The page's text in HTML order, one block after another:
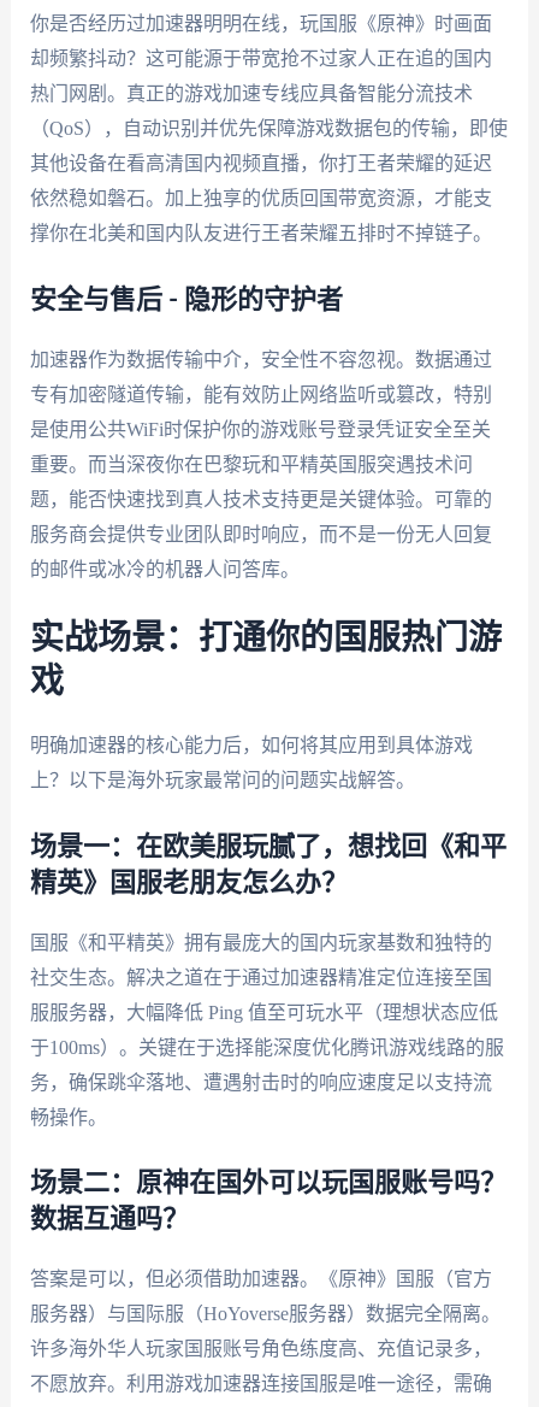
你是否经历过加速器明明在线，玩国服《原神》时画面
却频繁抖动？这可能源于带宽抢不过家人正在追的国内
热门网剧。真正的游戏加速专线应具备智能分流技术
（QoS），自动识别并优先保障游戏数据包的传输，即使
其他设备在看高清国内视频直播，你打王者荣耀的延迟
依然稳如磐石。加上独享的优质回国带宽资源，才能支
撑你在北美和国内队友进行王者荣耀五排时不掉链子。
安全与售后 - 隐形的守护者
加速器作为数据传输中介，安全性不容忽视。数据通过
专有加密隧道传输，能有效防止网络监听或篡改，特别
是使用公共WiFi时保护你的游戏账号登录凭证安全至关
重要。而当深夜你在巴黎玩和平精英国服突遇技术问
题，能否快速找到真人技术支持更是关键体验。可靠的
服务商会提供专业团队即时响应，而不是一份无人回复
的邮件或冰冷的机器人问答库。
实战场景：打通你的国服热门游
戏
明确加速器的核心能力后，如何将其应用到具体游戏
上？以下是海外玩家最常问的问题实战解答。
场景一：在欧美服玩腻了，想找回《和平
精英》国服老朋友怎么办？
国服《和平精英》拥有最庞大的国内玩家基数和独特的
社交生态。解决之道在于通过加速器精准定位连接至国
服服务器，大幅降低 Ping 值至可玩水平（理想状态应低
于100ms）。关键在于选择能深度优化腾讯游戏线路的服
务，确保跳伞落地、遭遇射击时的响应速度足以支持流
畅操作。
场景二：原神在国外可以玩国服账号吗？
数据互通吗？
答案是可以，但必须借助加速器。《原神》国服（官方
服务器）与国际服（HoYoverse服务器）数据完全隔离。
许多海外华人玩家国服账号角色练度高、充值记录多，
不愿放弃。利用游戏加速器连接国服是唯一途径，需确